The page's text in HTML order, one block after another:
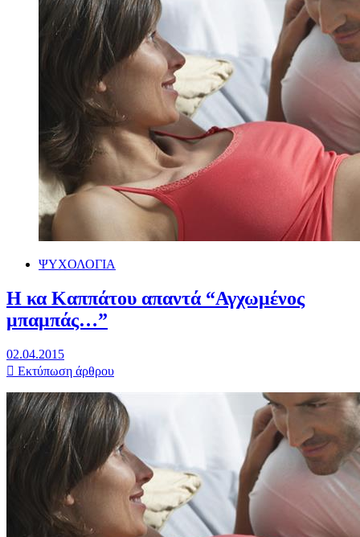
ΨΥΧΟΛΟΓΙΑ
Η κα Καππάτου απαντά “Αγχωμένος
μπαμπάς…”
02.04.2015
Εκτύπωση άρθρου